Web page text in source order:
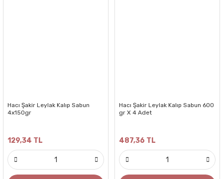
Hacı Şakir Leylak Kalıp Sabun
4x150gr
129,34 TL
Hacı Şakir Leylak Kalıp Sabun 600
gr X 4 Adet
487,36 TL